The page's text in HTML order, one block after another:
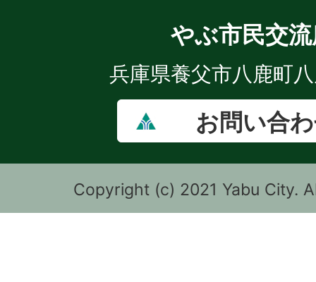
やぶ市民交
兵庫県養父市八鹿町
お問い合
Copyright (c) 2021 Yabu City.